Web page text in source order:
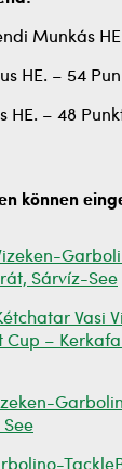
Munkás
HE. – 54
HE. – 48
können
Sárvíz-See
Vasi
–